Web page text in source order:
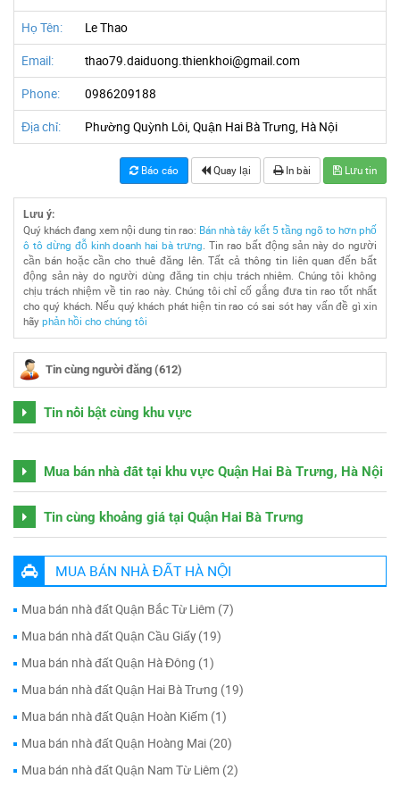
Họ Tên: Le Thao
Email: thao79.daiduong.thienkhoi@gmail.com
Phone: 0986209188
Địa chỉ: Phường Quỳnh Lôi, Quận Hai Bà Trưng, Hà Nội
Báo cáo Quay lại In bài Lưu tin
Lưu ý:
Quý khách đang xem nội dung tin rao: Bán nhà tây kết 5 tầng ngõ to hơn phố
ô tô dừng đỗ kinh doanh hai bà trưng . Tin rao bất động sản này do người
cần bán hoặc cần cho thuê đăng lên. Tất cả thông tin liên quan đến bất
động sản này do người dùng đăng tin chịu trách nhiêm. Chúng tôi không
chịu trách nhiệm về tin rao này. Chúng tôi chỉ cố gắng đưa tin rao tốt nhất
cho quý khách. Nếu quý khách phát hiện tin rao có sai sót hay vấn đề gì xin
hãy phản hồi cho chúng tôi
Tin cùng người đăng (612)
Tin nổi bật cùng khu vực
Mua bán nhà đất tại khu vực Quận Hai Bà Trưng, Hà Nội
Tin cùng khoảng giá tại Quận Hai Bà Trưng
MUA BÁN NHÀ ĐẤT HÀ NỘI
Mua bán nhà đất Quận Bắc Từ Liêm (7)
Mua bán nhà đất Quận Cầu Giấy (19)
Mua bán nhà đất Quận Hà Đông (1)
Mua bán nhà đất Quận Hai Bà Trưng (19)
Mua bán nhà đất Quận Hoàn Kiếm (1)
Mua bán nhà đất Quận Hoàng Mai (20)
Mua bán nhà đất Quận Nam Từ Liêm (2)